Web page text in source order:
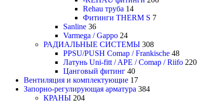
Rehau труба 14
Фитинги THERM S 7
Sanline 36
Varmega / Gappo 24
РАДИАЛЬНЫЕ СИСТЕМЫ 308
PPSU/PUSH Comap / Frankische 48
Латунь Uni-fitt / APE / Comap / Riifo 220
Цанговый фитинг 40
Вентиляция и комплектующие 17
Запорно-регулирующая арматура 384
КРАНЫ 204